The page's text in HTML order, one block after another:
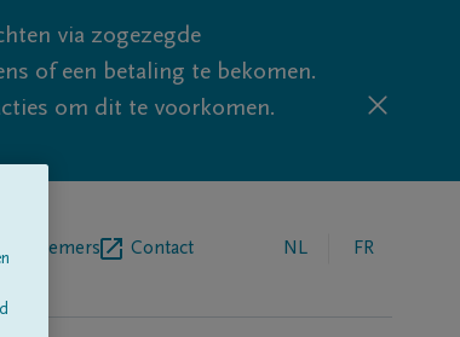
via zogezegde
of een betaling te bekomen.
om dit te voorkomen.
Contact NL FR